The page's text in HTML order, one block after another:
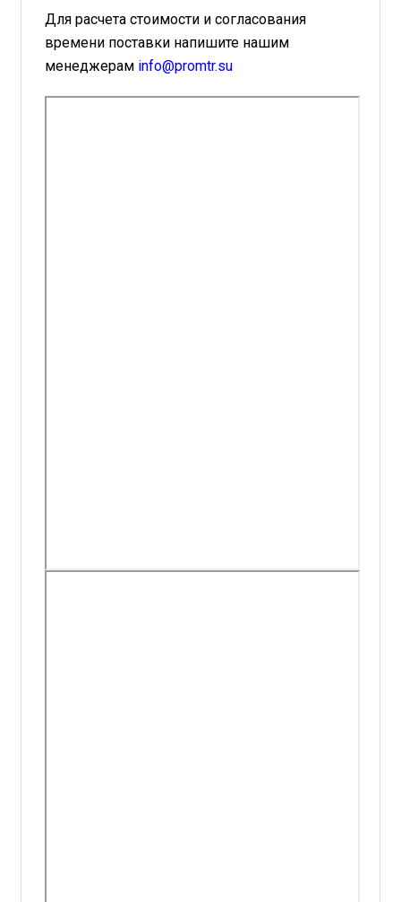
Для расчета стоимости и согласования
времени поставки напишите нашим
менеджерам info@promtr.su